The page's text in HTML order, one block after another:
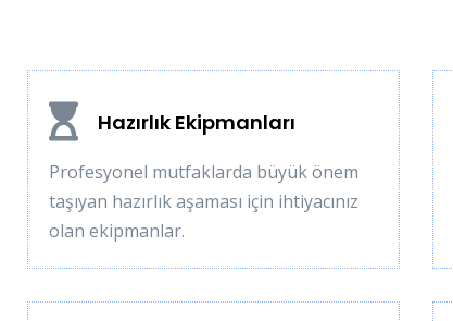
Hazırlık Ekipmanları
Profesyonel mutfaklarda büyük önem
taşıyan hazırlık aşaması için ihtiyacınız
olan ekipmanlar.